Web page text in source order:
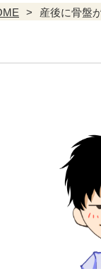
産後に骨盤